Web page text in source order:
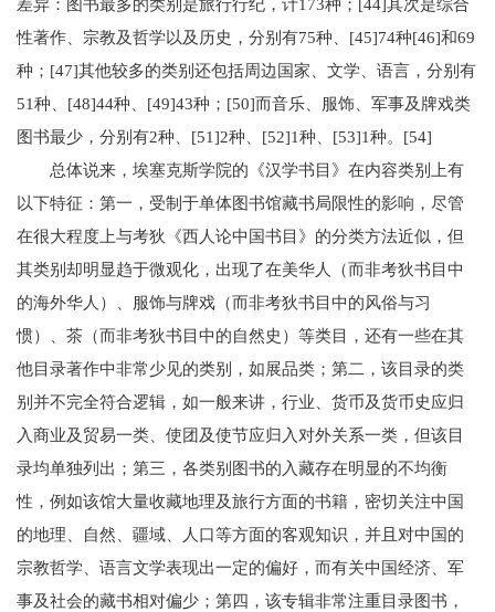
差异：图书最多的类别是旅行行纪，计173种；[44]其次是综合
性著作、宗教及哲学以及历史，分别有75种、[45]74种[46]和69
种；[47]其他较多的类别还包括周边国家、文学、语言，分别有
51种、[48]44种、[49]43种；[50]而音乐、服饰、军事及牌戏类
图书最少，分别有2种、[51]2种、[52]1种、[53]1种。[54]
总体说来，埃塞克斯学院的《汉学书目》在内容类别上有
以下特征：第一，受制于单体图书馆藏书局限性的影响，尽管
在很大程度上与考狄《西人论中国书目》的分类方法近似，但
其类别却明显趋于微观化，出现了在美华人（而非考狄书目中
的海外华人）、服饰与牌戏（而非考狄书目中的风俗与习
惯）、茶（而非考狄书目中的自然史）等类目，还有一些在其
他目录著作中非常少见的类别，如展品类；第二，该目录的类
别并不完全符合逻辑，如一般来讲，行业、货币及货币史应归
入商业及贸易一类、使团及使节应归入对外关系一类，但该目
录均单独列出；第三，各类别图书的入藏存在明显的不均衡
性，例如该馆大量收藏地理及旅行方面的书籍，密切关注中国
的地理、自然、疆域、人口等方面的客观知识，并且对中国的
宗教哲学、语言文学表现出一定的偏好，而有关中国经济、军
事及社会的藏书相对偏少；第四，该专辑非常注重目录图书，